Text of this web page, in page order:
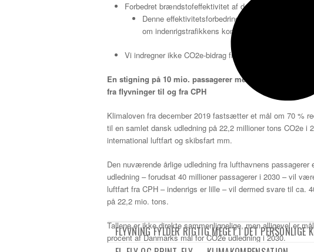
FLYVNING FYLDER RIGTIG MEGET I DET PERSONLIGE
Forbedret brændstofeffektivitet af de gennemsnitlige fly
Denne effektivitetsforbedring inddrager i
om indenrigstrafikkens kommende grønne
Vi indregner ikke CO2e-bidrag fra selve
En stigning på 10 mio. passagerer medfører som et
fra flyvninger til og fra CPH
Klimaloven fra december 2019 fastsætter et mål om 70 %
til en samlet dansk udledning på 22,2 millioner tons CO2e i
international luftfart og skibsfart mm.
Den nuværende årlige udledning fra lufthavnens
udledning – forudsat 40 millioner passagerer i 2030 – vil
luftfart fra CPH – indenrigs er lille – vil dermed svare til ca.
på 22,2 mio. tons.
Tallene er ikke direkte sammenlignelige, men alligevel er
procent af Danmarks mål for CO2e udledning i 2030.